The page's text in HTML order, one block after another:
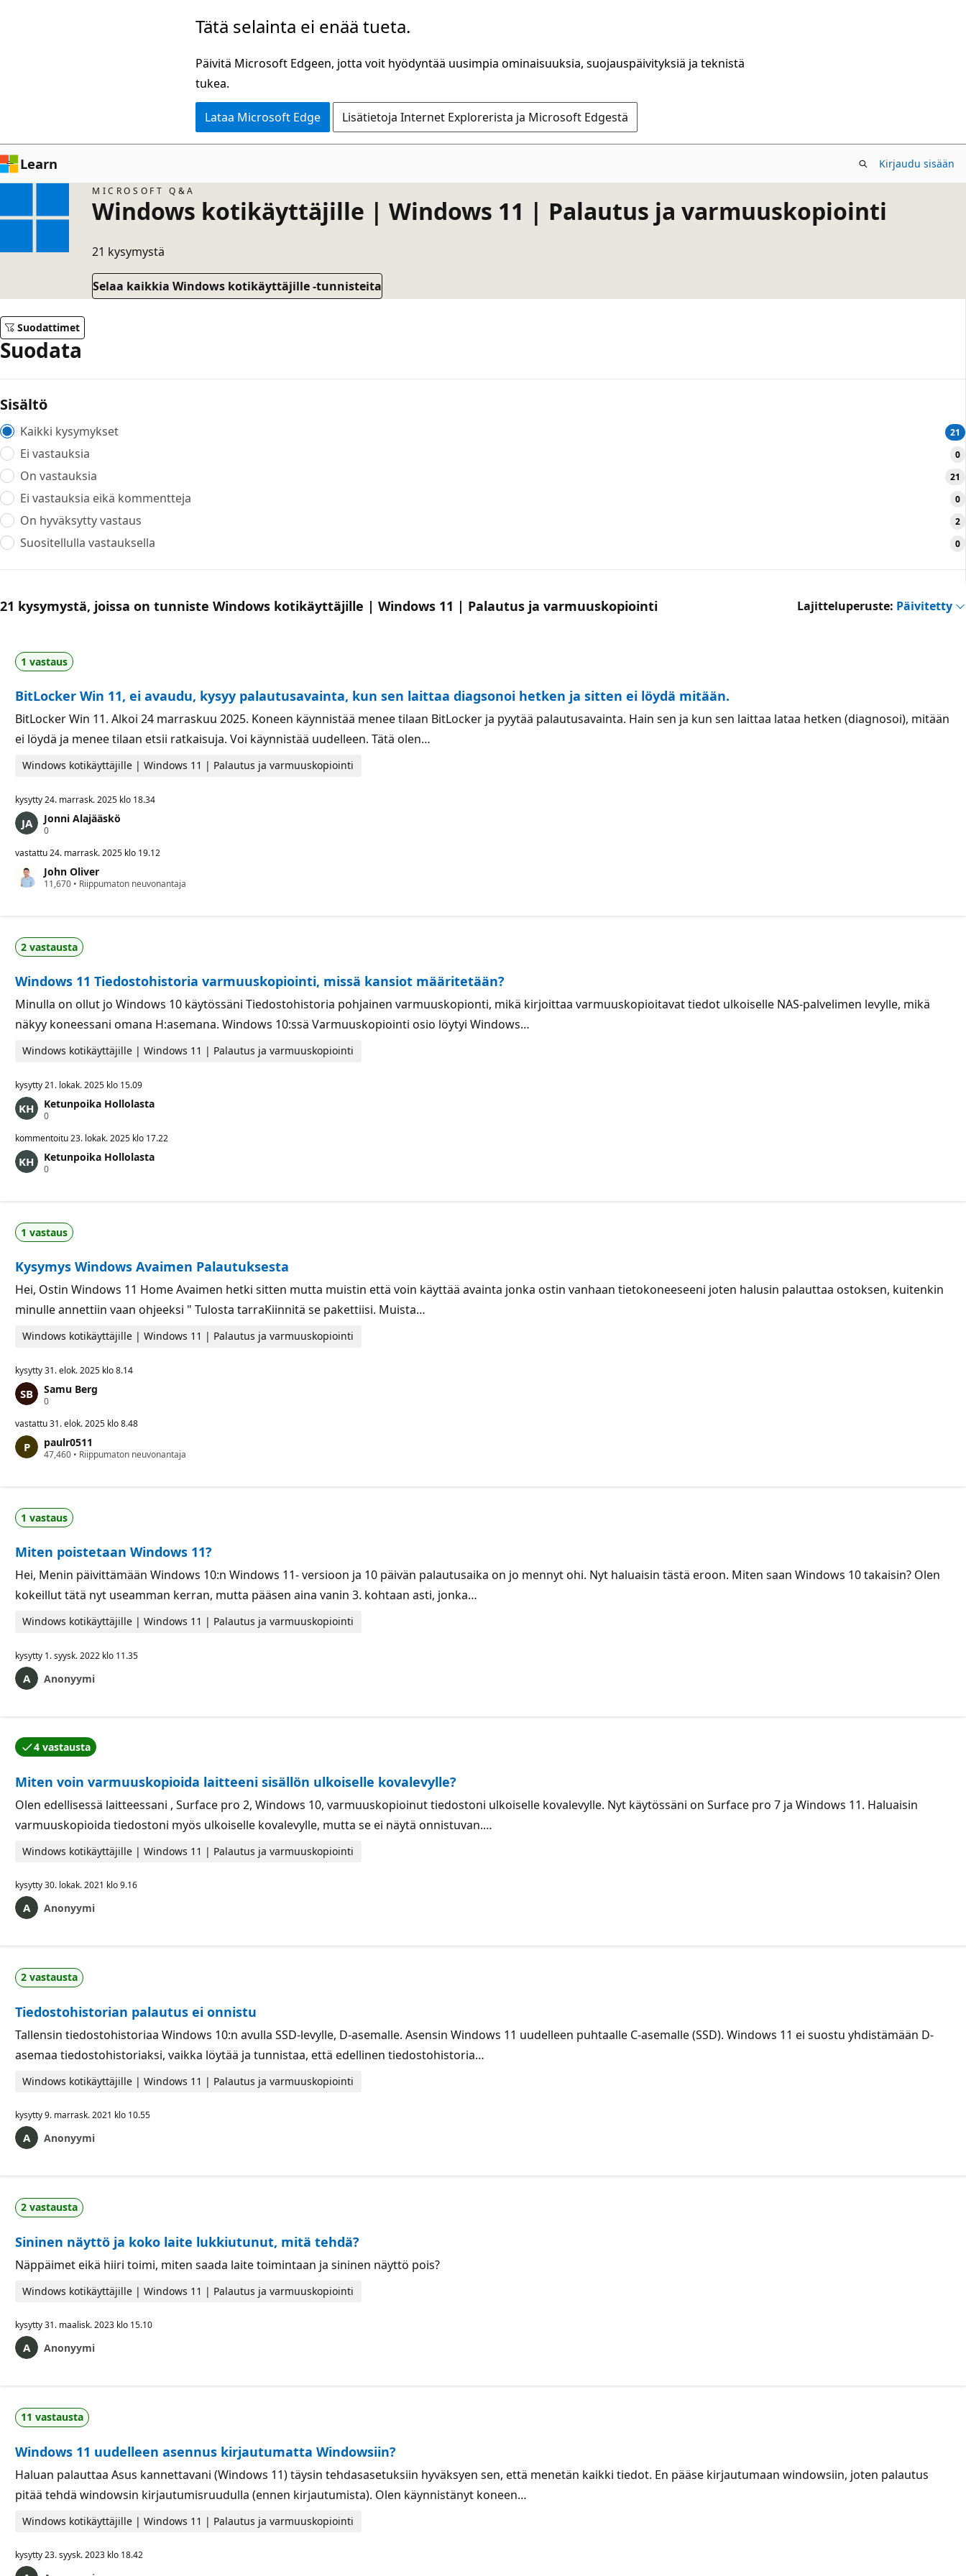
Tätä selainta ei enää tueta.
Päivitä Microsoft Edgeen, jotta voit hyödyntää uusimpia ominaisuuksia, suojauspäivityksiä ja teknistä
tukea.
Lataa Microsoft Edge Lisätietoja Internet Explorerista ja Microsoft Edgestä
Learn Kirjaudu sisään
MICROSOFT Q&A
Windows kotikäyttäjille | Windows 11 | Palautus ja varmuuskopiointi
21 kysymystä
Selaa kaikkia Windows kotikäyttäjille -tunnisteita
Suodattimet
Suodata
Sisältö
Kaikki kysymykset 21
Ei vastauksia 0
On vastauksia 21
Ei vastauksia eikä kommentteja 0
On hyväksytty vastaus 2
Suositellulla vastauksella 0
21 kysymystä, joissa on tunniste Windows kotikäyttäjille | Windows 11 | Palautus ja varmuuskopiointi Lajitteluperuste: Päivitetty
1 vastaus
BitLocker Win 11, ei avaudu, kysyy palautusavainta, kun sen laittaa diagsonoi hetken ja sitten ei löydä mitään.
BitLocker Win 11. Alkoi 24 marraskuu 2025. Koneen käynnistää menee tilaan BitLocker ja pyytää palautusavainta. Hain sen ja kun sen laittaa lataa hetken (diagnosoi), mitään
ei löydä ja menee tilaan etsii ratkaisuja. Voi käynnistää uudelleen. Tätä olen…
Windows kotikäyttäjille | Windows 11 | Palautus ja varmuuskopiointi
kysytty24. marrask. 2025 klo 18.34
Jonni Alajääskö
0M
e
p
e
t
vastattu24. marrask. 2025 klo 19.12
John Oliver
11,670 M
p
i
s
e
• Riippumaton neuvonantaja
2 vastausta
Windows 11 Tiedostohistoria varmuuskopiointi, missä kansiot määritetään?
Minulla on ollut jo Windows 10 käytössäni Tiedostohistoria pohjainen varmuuskopionti, mikä kirjoittaa varmuuskopioitavat tiedot ulkoiselle NAS-palvelimen levylle, mikä
näkyy koneessani omana H:asemana. Windows 10:ssä Varmuuskopiointi osio löytyi Windows…
Windows kotikäyttäjille | Windows 11 | Palautus ja varmuuskopiointi
kysytty21. lokak. 2025 klo 15.09
Ketunpoika Hollolasta
0M
i
e
p
e
t
kommentoitu23. lokak. 2025 klo 17.22
Ketunpoika Hollolasta
0M
p
i
s
e
t
1 vastaus
Kysymys Windows Avaimen Palautuksesta
Hei, Ostin Windows 11 Home Avaimen hetki sitten mutta muistin että voin käyttää avainta jonka ostin vanhaan tietokoneeseeni joten halusin palauttaa ostoksen, kuitenkin
minulle annettiin vaan ohjeeksi " Tulosta tarraKiinnitä se pakettiisi. Muista…
Windows kotikäyttäjille | Windows 11 | Palautus ja varmuuskopiointi
kysytty31. elok. 2025 klo 8.14
Samu Berg
0M
e
p
e
t
vastattu31. elok. 2025 klo 8.48
paulr0511
47,460 M
i
e
• Riippumaton neuvonantaja
1 vastaus
Miten poistetaan Windows 11?
Hei, Menin päivittämään Windows 10:n Windows 11- versioon ja 10 päivän palautusaika on jo mennyt ohi. Nyt haluaisin tästä eroon. Miten saan Windows 10 takaisin? Olen
kokeillut tätä nyt useamman kerran, mutta pääsen aina vanin 3. kohtaan asti, jonka…
Windows kotikäyttäjille | Windows 11 | Palautus ja varmuuskopiointi
kysytty 1. syysk. 2022 klo 11.35
Anonyymi
4 vastausta
Kysymyksen tekijä hyväksyi yhden vastauksista.
Miten voin varmuuskopioida laitteeni sisällön ulkoiselle kovalevylle?
Olen edellisessä laitteessani , Surface pro 2, Windows 10, varmuuskopioinut tiedostoni ulkoiselle kovalevylle. Nyt käytössäni on Surface pro 7 ja Windows 11. Haluaisin
varmuuskopioida tiedostoni myös ulkoiselle kovalevylle, mutta se ei näytä onnistuvan.…
Windows kotikäyttäjille | Windows 11 | Palautus ja varmuuskopiointi
kysytty30. lokak. 2021 klo 9.16
Anonyymi
2 vastausta
Tiedostohistorian palautus ei onnistu
Tallensin tiedostohistoriaa Windows 10:n avulla SSD-levylle, D-asemalle. Asensin Windows 11 uudelleen puhtaalle C-asemalle (SSD). Windows 11 ei suostu yhdistämään D-
asemaa tiedostohistoriaksi, vaikka löytää ja tunnistaa, että edellinen tiedostohistoria…
Windows kotikäyttäjille | Windows 11 | Palautus ja varmuuskopiointi
kysytty9. marrask. 2021 klo 10.55
Anonyymi
2 vastausta
Sininen näyttö ja koko laite lukkiutunut, mitä tehdä?
Näppäimet eikä hiiri toimi, miten saada laite toimintaan ja sininen näyttö pois?
Windows kotikäyttäjille | Windows 11 | Palautus ja varmuuskopiointi
kysytty31. maalisk. 2023 klo 15.10
Anonyymi
11 vastausta
Windows 11 uudelleen asennus kirjautumatta Windowsiin?
Haluan palauttaa Asus kannettavani (Windows 11) täysin tehdasasetuksiin hyväksyen sen, että menetän kaikki tiedot. En pääse kirjautumaan windowsiin, joten palautus
pitää tehdä windowsin kirjautumisruudulla (ennen kirjautumista). Olen käynnistänyt koneen…
Windows kotikäyttäjille | Windows 11 | Palautus ja varmuuskopiointi
kysytty23. syysk. 2023 klo 18.42